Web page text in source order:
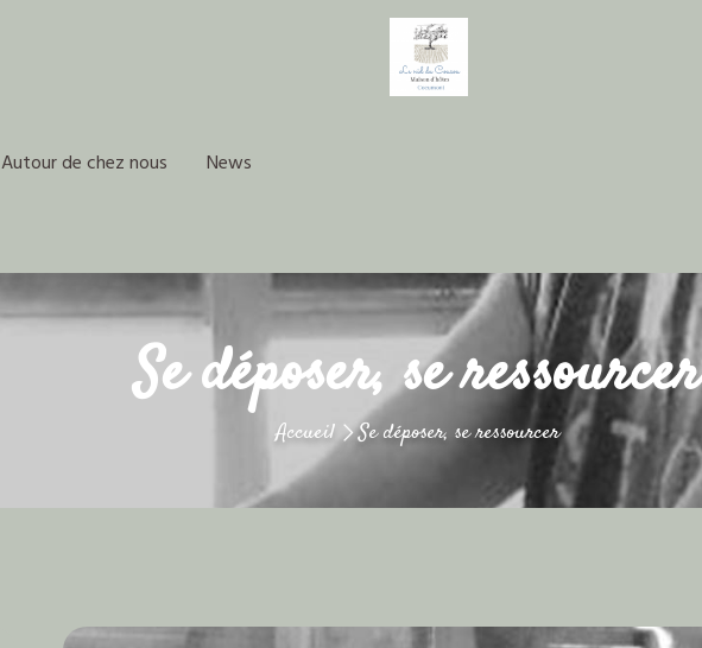
Autour de chez nous News
Se déposer, se ressourcer
Accueil Se déposer, se ressourcer